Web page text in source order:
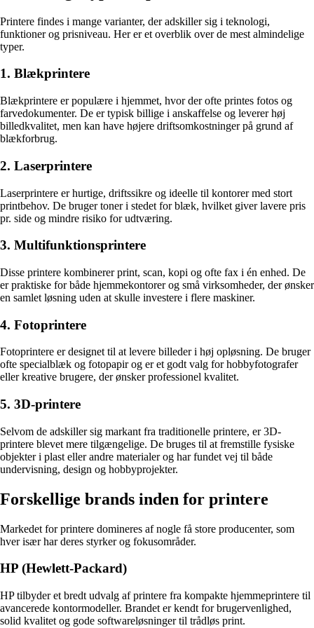
Printere findes i mange varianter, der adskiller sig i teknologi,
funktioner og prisniveau. Her er et overblik over de mest almindelige
typer.
1. Blækprintere
Blækprintere er populære i hjemmet, hvor der ofte printes fotos og
farvedokumenter. De er typisk billige i anskaffelse og leverer høj
billedkvalitet, men kan have højere driftsomkostninger på grund af
blækforbrug.
2. Laserprintere
Laserprintere er hurtige, driftssikre og ideelle til kontorer med stort
printbehov. De bruger toner i stedet for blæk, hvilket giver lavere pris
pr. side og mindre risiko for udtværing.
3. Multifunktionsprintere
Disse printere kombinerer print, scan, kopi og ofte fax i én enhed. De
er praktiske for både hjemmekontorer og små virksomheder, der ønsker
en samlet løsning uden at skulle investere i flere maskiner.
4. Fotoprintere
Fotoprintere er designet til at levere billeder i høj opløsning. De bruger
ofte specialblæk og fotopapir og er et godt valg for hobbyfotografer
eller kreative brugere, der ønsker professionel kvalitet.
5. 3D-printere
Selvom de adskiller sig markant fra traditionelle printere, er 3D-
printere blevet mere tilgængelige. De bruges til at fremstille fysiske
objekter i plast eller andre materialer og har fundet vej til både
undervisning, design og hobbyprojekter.
Forskellige brands inden for printere
Markedet for printere domineres af nogle få store producenter, som
hver især har deres styrker og fokusområder.
HP (Hewlett-Packard)
HP tilbyder et bredt udvalg af printere fra kompakte hjemmeprintere til
avancerede kontormodeller. Brandet er kendt for brugervenlighed,
solid kvalitet og gode softwareløsninger til trådløs print.